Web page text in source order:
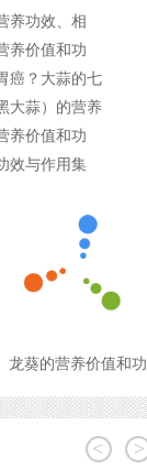
养功效、相
养价值和功
癌？大蒜的七
大蒜）的营养
养价值和功
效与作用集
龙葵的营养价值和功
< >